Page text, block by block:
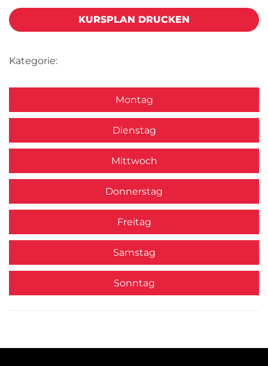
KURSPLAN DRUCKEN
Kategorie:
Montag
Dienstag
Mittwoch
Donnerstag
Freitag
Samstag
Sonntag